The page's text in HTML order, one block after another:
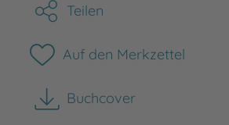
Teilen
Auf den Merkzettel
Buchcover
herunterladen